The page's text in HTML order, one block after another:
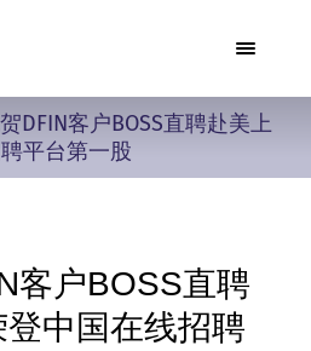
DFIN客户BOSS直聘赴美上
平台第一股
客户BOSS直聘
中国在线招聘